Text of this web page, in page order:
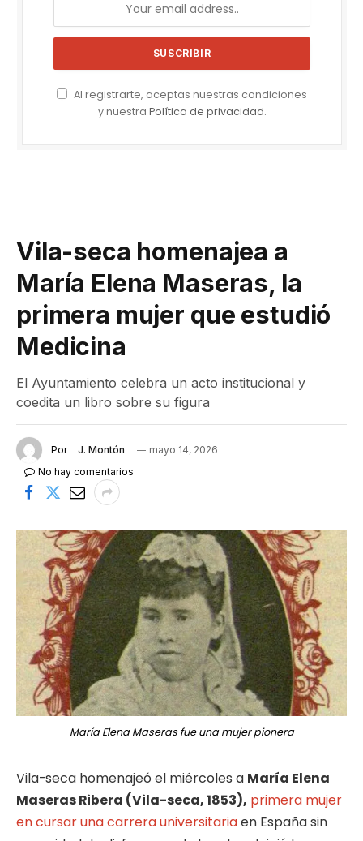
Al registrarte, aceptas nuestras condiciones
y nuestra Política de privacidad.
Vila-seca homenajea a
María Elena Maseras, la
primera mujer que estudió
Medicina
El Ayuntamiento celebra un acto institucional y
coedita un libro sobre su figura
Por J. Montón
mayo 14, 2026
No hay comentarios
María Elena Maseras fue una mujer pionera
Vila-seca homenajeó el miércoles a María Elena
Maseras Ribera (Vila-seca, 1853), primera mujer
en cursar una carrera universitariaen España sin